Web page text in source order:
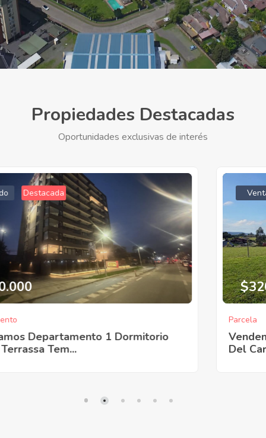
Propiedades Destacadas
Oportunidades exclusivas de interés
Venta Destacada
$320.000.000
Vendemos Las Mejores Parcelas De Lomas
Del Carmen, Temuco